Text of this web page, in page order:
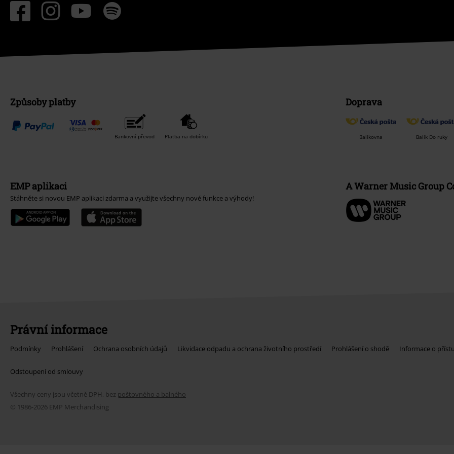
Způsoby platby
Bankovní převod Platba na dobírku
Doprava
Balíkovna Balík Do ruky
EMP aplikaci
Stáhněte si novou EMP aplikaci zdarma a využijte všechny nové funkce a výhody!
A Warner Music Group
Právní informace
Podmínky Prohlášení Ochrana osobních údajů Likvidace odpadu a ochrana životního prostředí Prohlášení o shodě Informace o
Odstoupení od smlouvy
Všechny ceny jsou včetně DPH, bez poštovného a balného
© 1986-2026 EMP Merchandising